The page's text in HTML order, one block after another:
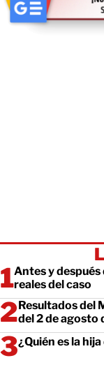
Antes y después
reales del caso
Resultados del
del 2 de agosto
¿Quién es la